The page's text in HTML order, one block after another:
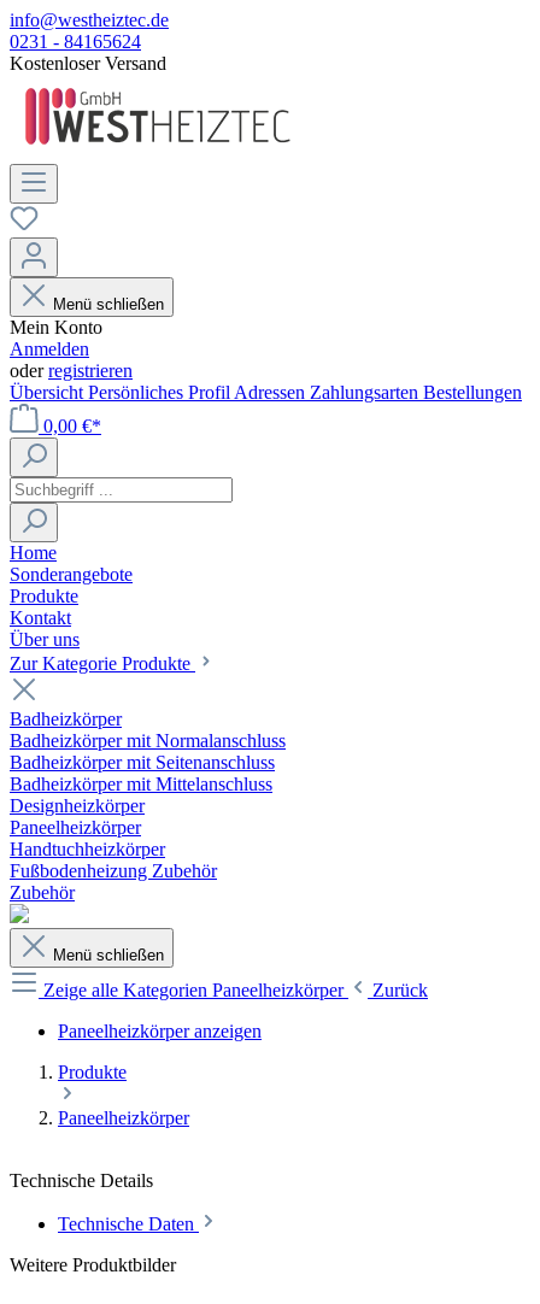
info@westheiztec.de
0231 - 84165624
Kostenloser Versand
Menü schließen
Mein Konto
Anmelden
oderregistrieren
Übersicht Persönliches Profil Adressen Zahlungsarten Bestellungen
0,00 €*
Home
Sonderangebote
Produkte
Kontakt
Über uns
Zur Kategorie Produkte
Badheizkörper
Badheizkörper mit Normalanschluss
Badheizkörper mit Seitenanschluss
Badheizkörper mit Mittelanschluss
Designheizkörper
Paneelheizkörper
Handtuchheizkörper
Fußbodenheizung Zubehör
Zubehör
Menü schließen
Zeige alle Kategorien Paneelheizkörper
Zurück
Paneelheizkörper anzeigen
Produkte
Paneelheizkörper
Technische Details
Technische Daten
Weitere Produktbilder